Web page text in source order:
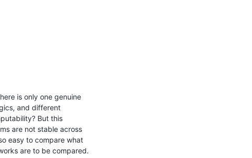
is only one genuine
and different
But this
are not stable across
easy to compare what
are to be compared.